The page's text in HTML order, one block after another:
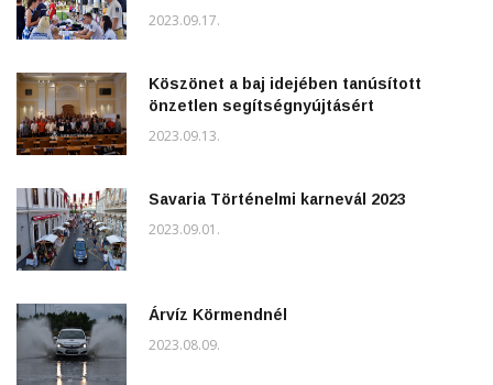
2023.09.17.
Köszönet a baj idejében tanúsított
önzetlen segítségnyújtásért
2023.09.13.
Savaria Történelmi karnevál 2023
2023.09.01.
Árvíz Körmendnél
2023.08.09.